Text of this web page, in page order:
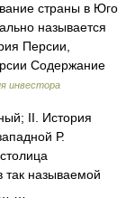
страны в Юго
называется
Персии,
Содержание
инвестора
II. История
Р.
так называемой
…